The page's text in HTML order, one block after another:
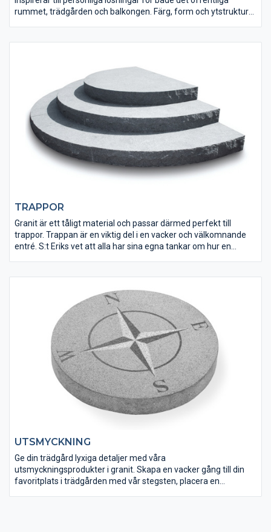
rummet, trädgården och balkongen. Färg, form och ytstruktur
TRAPPOR
Granit är ett tåligt material och passar därmed perfekt till
trappor. Trappan är en viktig del i en vacker och välkomnande
entré. S:t Eriks vet att alla har sina egna tankar om hur en
UTSMYCKNING
Ge din trädgård lyxiga detaljer med våra
utsmyckningsprodukter i granit. Skapa en vacker gång till din
favoritplats i trädgården med vår stegsten, placera en